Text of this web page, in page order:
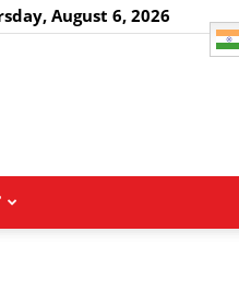
August 6, 2026